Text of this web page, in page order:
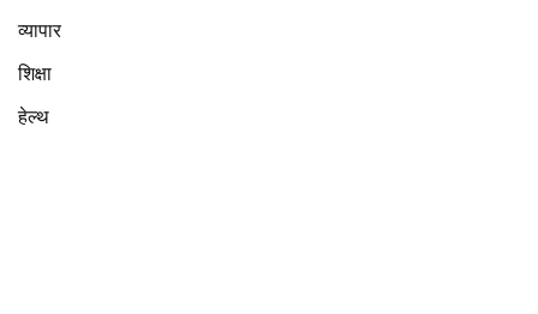
व्यापार
शिक्षा
हेल्थ